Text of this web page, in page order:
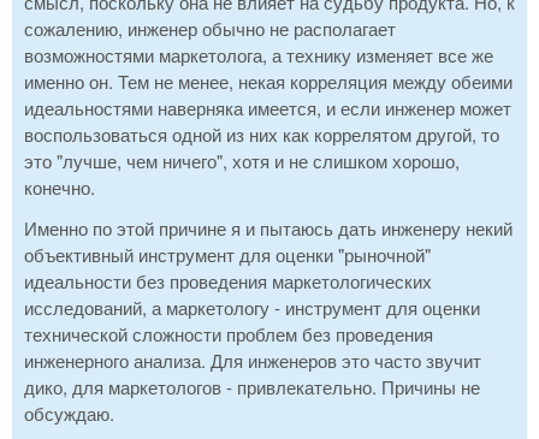
сожалению, инженер обычно не располагает
возможностями маркетолога, а технику изменяет все же
именно он. Тем не менее, некая корреляция между обеими
идеальностями наверняка имеется, и если инженер может
воспользоваться одной из них как коррелятом другой, то
это "лучше, чем ничего", хотя и не слишком хорошо,
конечно.
Именно по этой причине я и пытаюсь дать инженеру некий
объективный инструмент для оценки "рыночной"
идеальности без проведения маркетологических
исследований, а маркетологу - инструмент для оценки
технической сложности проблем без проведения
инженерного анализа. Для инженеров это часто звучит
дико, для маркетологов - привлекательно. Причины не
обсуждаю.